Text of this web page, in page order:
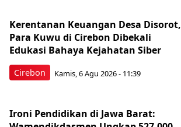
Cirebon
Kerentanan Keuangan Desa Disorot,
Para Kuwu di Cirebon Dibekali
Edukasi Bahaya Kejahatan Siber
Kamis, 6 Agu 2026 - 11:39
Ironi Pendidikan di Jawa Barat: